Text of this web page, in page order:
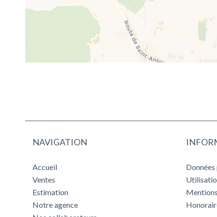
NAVIGATION
Accueil
Ventes
Estimation
Notre agence